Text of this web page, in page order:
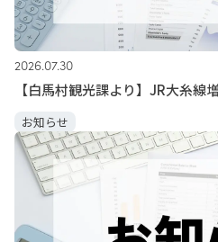
2026.07.30
【白馬村観光課より】JR大糸線
お知らせ